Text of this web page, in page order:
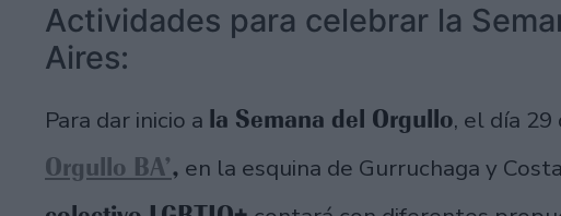
Actividades para celebrar la
Aires:
Para dar inicio a la Semana del Orgullo, el día
Orgullo BA’, en la esquina de Gurruchaga y